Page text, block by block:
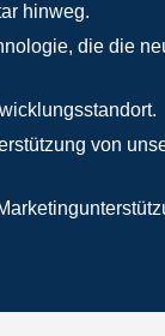
hinweg.
die die
von